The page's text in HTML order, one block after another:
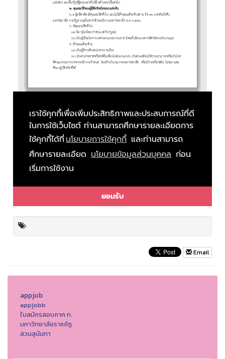
Email
appjob
appjobb
ใบสมัครสอบภาค ก.
มหาวิทยาลัยราชภัฏ
สวนสุนันทา